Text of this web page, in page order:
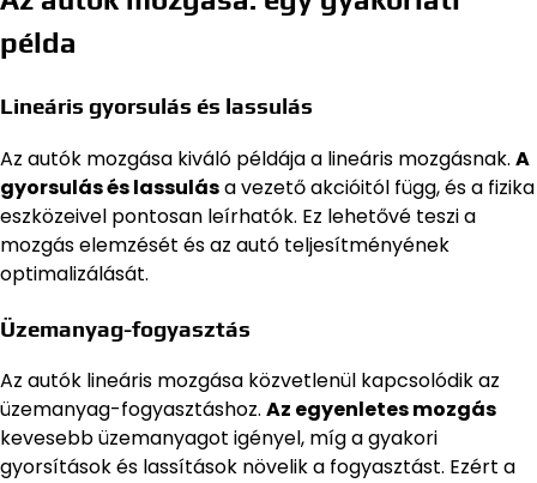
példa
Lineáris gyorsulás és lassulás
Az autók mozgása kiváló példája a lineáris mozgásnak. A
gyorsulás és lassulása vezető akcióitól függ, és a fizika
eszközeivel pontosan leírhatók. Ez lehetővé teszi a
mozgás elemzését és az autó teljesítményének
optimalizálását.
Üzemanyag-fogyasztás
Az autók lineáris mozgása közvetlenül kapcsolódik az
üzemanyag-fogyasztáshoz. Az egyenletes mozgás
kevesebb üzemanyagot igényel, míg a gyakori
gyorsítások és lassítások növelik a fogyasztást. Ezért a